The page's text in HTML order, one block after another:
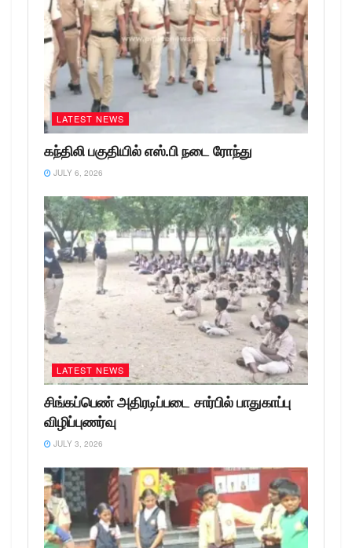
LATEST NEWS
கந்திலி பகுதியில் எஸ்.பி நடை ரோந்து
JULY 6, 2026
LATEST NEWS
சிங்கப்பெண் அதிரடிப்படை சார்பில் பாதுகாப்பு
விழிப்புணர்வு
JULY 3, 2026